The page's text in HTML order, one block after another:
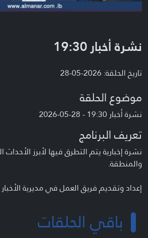
نشرة أخبار 19:30
تاريخ الحلقة: 2026-05-28
موضوع الحلقة
نشرة أخبار 19:30 - 28-05-2026
تعريف البرنامج
نشرة إخبارية يتم التطرق فيها لأبرز
والمنطقة.
إعداد وتقديم فريق العمل في مديرية
باقي الحلقات